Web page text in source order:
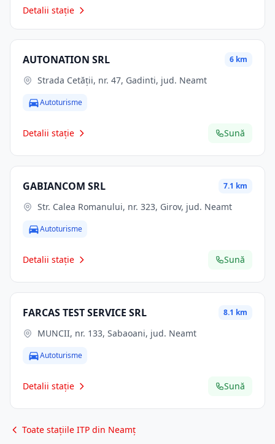
Detalii stație
AUTONATION SRL 6 km
Strada Cetății, nr. 47, Gadinti, jud. Neamt
Autoturisme
Detalii stație Sună
GABIANCOM SRL 7.1 km
Str. Calea Romanului, nr. 323, Girov, jud. Neamt
Autoturisme
Detalii stație Sună
FARCAS TEST SERVICE SRL 8.1 km
MUNCII, nr. 133, Sabaoani, jud. Neamt
Autoturisme
Detalii stație Sună
Toate stațiile ITP din Neamț